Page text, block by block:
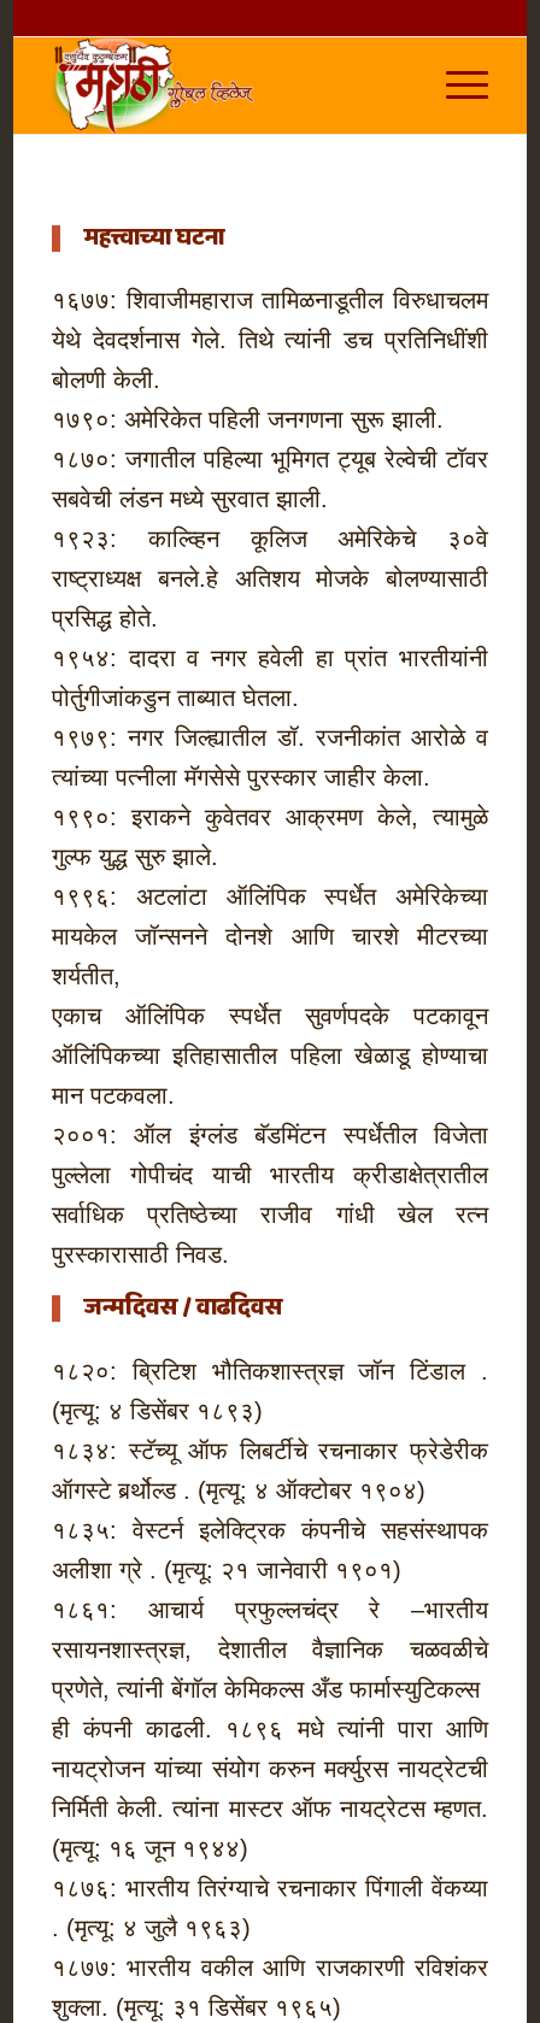
महत्त्वाच्या घटना
१६७७: शिवाजीमहाराज तामिळनाडूतील विरुधाचलम
येथे देवदर्शनास गेले. तिथे त्यांनी डच प्रतिनिधींशी
बोलणी केली.
१७९०: अमेरिकेत पहिली जनगणना सुरू झाली.
१८७०: जगातील पहिल्या भूमिगत ट्यूब रेल्वेची टॉवर
सबवेची लंडन मध्ये सुरवात झाली.
१९२३: काल्व्हिन कूलिज अमेरिकेचे ३०वे
राष्ट्राध्यक्ष बनले.हे अतिशय मोजके बोलण्यासाठी
प्रसिद्ध होते.
१९५४: दादरा व नगर हवेली हा प्रांत भारतीयांनी
पोर्तुगीजांकडुन ताब्यात घेतला.
१९७९: नगर जिल्ह्यातील डॉ. रजनीकांत आरोळे व
त्यांच्या पत्नीला मॅगसेसे पुरस्कार जाहीर केला.
१९९०: इराकने कुवेतवर आक्रमण केले, त्यामुळे
गुल्फ युद्ध सुरु झाले.
१९९६: अटलांटा ऑलिंपिक स्पर्धेत अमेरिकेच्या
मायकेल जॉन्सनने दोनशे आणि चारशे मीटरच्या
शर्यतीत,
एकाच ऑलिंपिक स्पर्धेत सुवर्णपदके पटकावून
ऑलिंपिकच्या इतिहासातील पहिला खेळाडू होण्याचा
मान पटकवला.
२००१: ऑल इंग्लंड बॅडमिंटन स्पर्धेतील विजेता
पुल्लेला गोपीचंद याची भारतीय क्रीडाक्षेत्रातील
सर्वाधिक प्रतिष्ठेच्या राजीव गांधी खेल रत्न
पुरस्कारासाठी निवड.
जन्मदिवस / वाढदिवस
१८२०: ब्रिटिश भौतिकशास्त्रज्ञ जॉन टिंडाल .
(मृत्यू: ४ डिसेंबर १८९३)
१८३४: स्टॅच्यू ऑफ लिबर्टीचे रचनाकार फ्रेडेरीक
ऑगस्टे बर्र्थोल्ड . (मृत्यू: ४ ऑक्टोबर १९०४)
१८३५: वेस्टर्न इलेक्ट्रिक कंपनीचे सहसंस्थापक
अलीशा ग्रे . (मृत्यू: २१ जानेवारी १९०१)
१८६१: आचार्य प्रफुल्लचंद्र रे –भारतीय
रसायनशास्त्रज्ञ, देशातील वैज्ञानिक चळवळीचे
प्रणेते, त्यांनी बेंगॉल केमिकल्स अँड फार्मास्युटिकल्स
ही कंपनी काढली. १८९६ मधे त्यांनी पारा आणि
नायट्रोजन यांच्या संयोग करुन मर्क्युरस नायट्रेटची
निर्मिती केली. त्यांना मास्टर ऑफ नायट्रेटस म्हणत.
(मृत्यू: १६ जून १९४४)
१८७६: भारतीय तिरंग्याचे रचनाकार पिंगाली वेंकय्या
. (मृत्यू: ४ जुलै १९६३)
१८७७: भारतीय वकील आणि राजकारणी रविशंकर
शुक्ला. (मृत्यू: ३१ डिसेंबर १९६५)